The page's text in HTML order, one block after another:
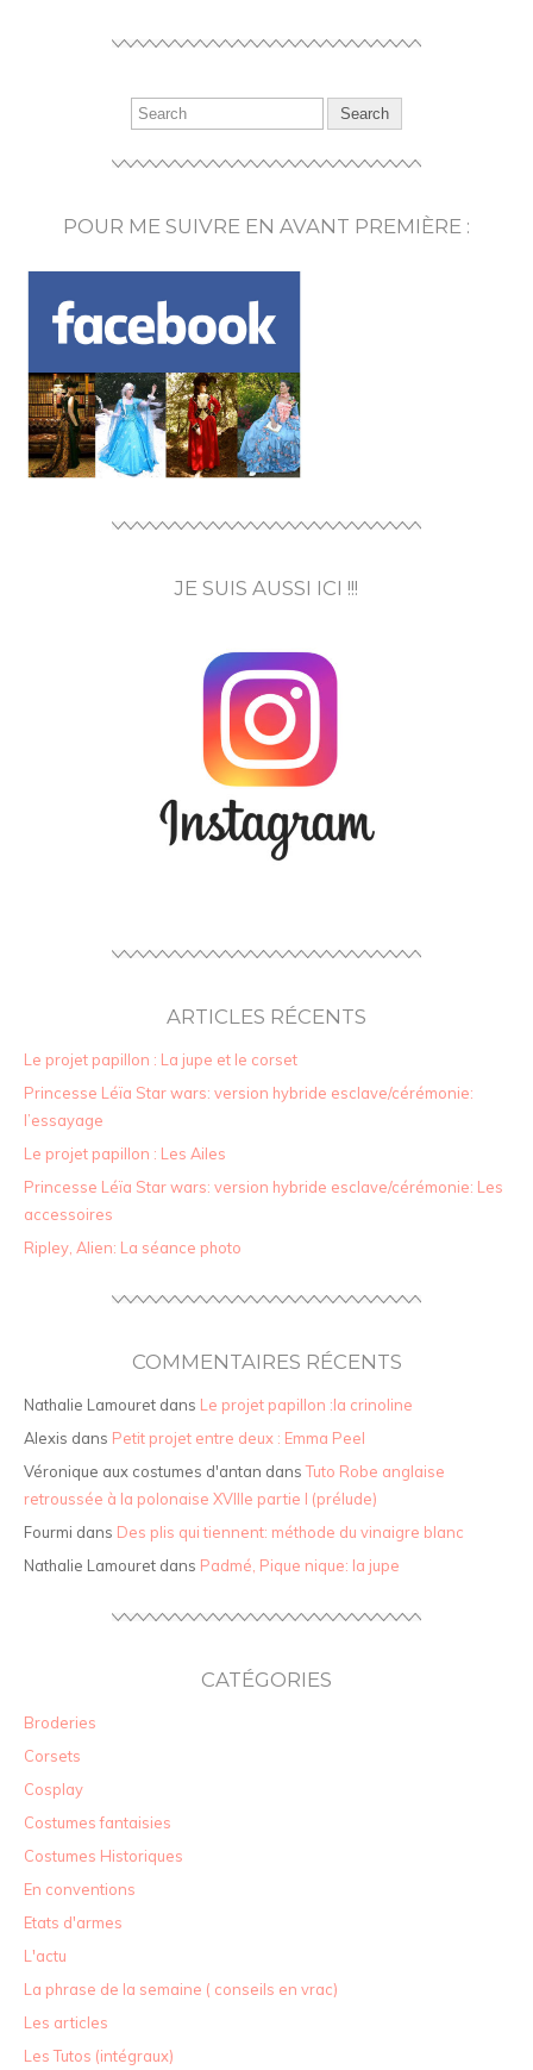
POUR ME SUIVRE EN AVANT PREMIÈRE :
JE SUIS AUSSI ICI !!!
ARTICLES RÉCENTS
Le projet papillon : La jupe et le corset
Princesse Léïa Star wars: version hybride esclave/cérémonie:
l’essayage
Le projet papillon : Les Ailes
Princesse Léïa Star wars: version hybride esclave/cérémonie: Les
accessoires
Ripley, Alien: La séance photo
COMMENTAIRES RÉCENTS
Nathalie Lamouret dans Le projet papillon :la crinoline
Alexis dans Petit projet entre deux : Emma Peel
Véronique aux costumes d'antan dansTuto Robe anglaise
retroussée à la polonaise XVIIIe partie I (prélude)
Fourmi dans Des plis qui tiennent: méthode du vinaigre blanc
Nathalie Lamouret dans Padmé, Pique nique: la jupe
CATÉGORIES
Broderies
Corsets
Cosplay
Costumes fantaisies
Costumes Historiques
En conventions
Etats d'armes
L'actu
La phrase de la semaine ( conseils en vrac)
Les articles
Les Tutos (intégraux)